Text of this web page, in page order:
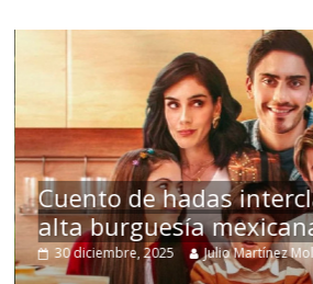
Cuento de hadas
alta burguesía
30 diciembre, 2025 Julio Martínez